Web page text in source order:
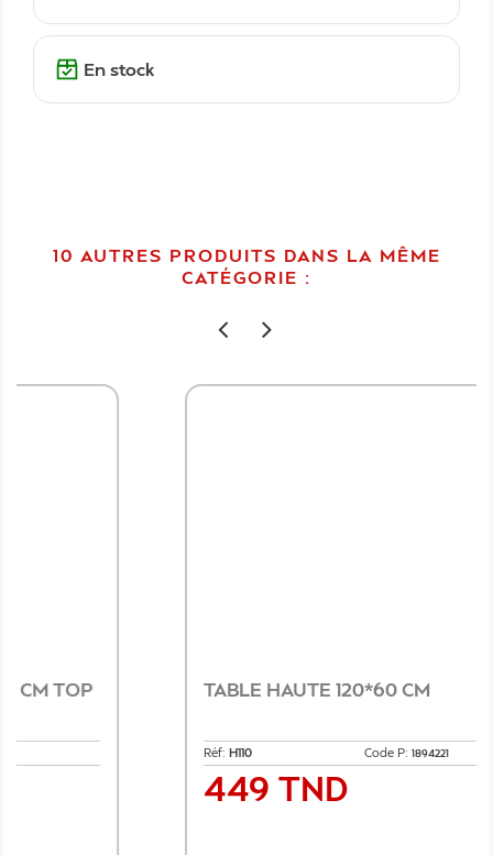
En stock
10 AUTRES PRODUITS DANS LA MÊME
CATÉGORIE :
TABLE HAUTE 120*60 CM
Code P:
449 TND